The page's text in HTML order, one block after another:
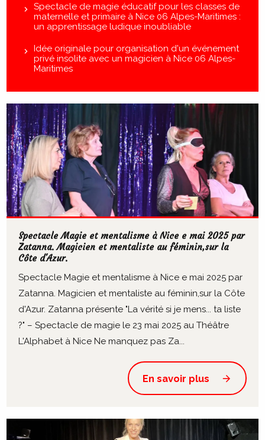
Spectacle de magie éducatif pour les classes de
maternelle et primaire à Nice 06 Alpes-Maritimes :
un apprentissage ludique inoubliable
Idée originale pour organisation d'un événement
privé insolite avec un magicien à Nice 06 Alpes-
Maritimes
Spectacle Magie et mentalisme à Nice e mai 2025 par
Zatanna. Magicien et mentaliste au féminin,sur la
Côte d'Azur.
Spectacle Magie et mentalisme à Nice e mai 2025 par
Zatanna. Magicien et mentaliste au féminin,sur la Côte
d'Azur. Zatanna présente "La vérité si je mens... ta liste
?" – Spectacle de magie le 23 mai 2025 au Théâtre
L'Alphabet à Nice Ne manquez pas Za...
En savoir plus